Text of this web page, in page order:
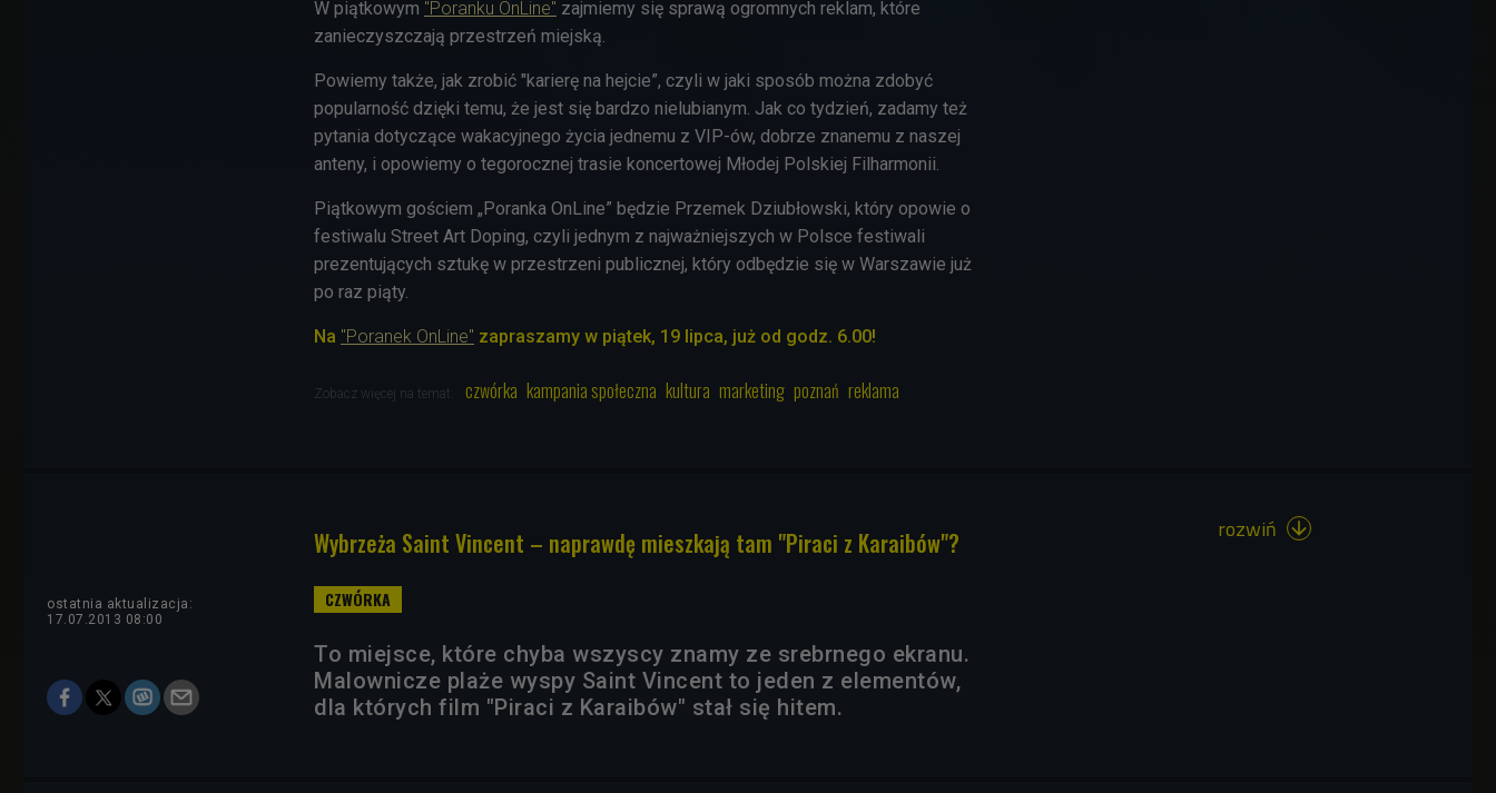
W piątkowym "Poranku OnLine" zajmiemy się sprawą ogromnych reklam, które
zanieczyszczają przestrzeń miejską.
Powiemy także, jak zrobić "karierę na hejcie”, czyli w jaki sposób można zdobyć
popularność dzięki temu, że jest się bardzo nielubianym. Jak co tydzień, zadamy też
pytania dotyczące wakacyjnego życia jednemu z VIP-ów, dobrze znanemu z naszej
anteny, i opowiemy o tegorocznej trasie koncertowej Młodej Polskiej Filharmonii.
Piątkowym gościem „Poranka OnLine” będzie Przemek Dziubłowski, który opowie o
festiwalu Street Art Doping, czyli jednym z najważniejszych w Polsce festiwali
prezentujących sztukę w przestrzeni publicznej, który odbędzie się w Warszawie już
po raz piąty.
Na "Poranek OnLine" zapraszamy w piątek, 19 lipca, już od godz. 6.00!
Zobacz więcej na temat: czwórka kampania społeczna kultura marketing poznań reklama
Wybrzeża Saint Vincent – naprawdę mieszkają tam "Piraci z Karaibów"?
ostatnia aktualizacja:
17.07.2013 08:00
To miejsce, które chyba wszyscy znamy ze srebrnego ekranu.
Malownicze plaże wyspy Saint Vincent to jeden z elementów,
dla których film "Piraci z Karaibów" stał się hitem.
rozwiń 